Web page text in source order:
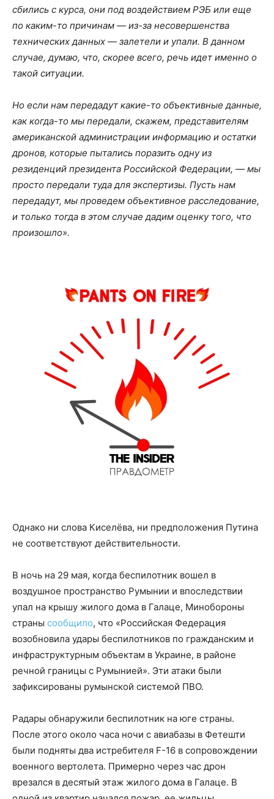
сбились с курса, они под воздействием РЭБ или еще
по каким-то причинам — из-за несовершенства
технических данных — залетели и упали. В данном
случае, думаю, что, скорее всего, речь идет именно о
такой ситуации.
Но если нам передадут какие-то объективные данные,
как когда-то мы передали, скажем, представителям
американской администрации информацию и остатки
дронов, которые пытались поразить одну из
резиденций президента Российской Федерации, — мы
просто передали туда для экспертизы. Пусть нам
передадут, мы проведем объективное расследование,
и только тогда в этом случае дадим оценку того, что
произошло».
Однако ни слова Киселёва, ни предположения Путина
не соответствуют действительности.
В ночь на 29 мая, когда беспилотник вошел в
воздушное пространство Румынии и впоследствии
упал на крышу жилого дома в Галаце, Минобороны
страны сообщило, что «Российская Федерация
возобновила удары беспилотников по гражданским и
инфраструктурным объектам в Украине, в районе
речной границы с Румынией». Эти атаки были
зафиксированы румынской системой ПВО.
Радары обнаружили беспилотник на юге страны.
После этого около часа ночи с авиабазы в Фетешти
были подняты два истребителя F-16 в сопровождении
военного вертолета. Примерно через час дрон
врезался в десятый этаж жилого дома в Галаце. В